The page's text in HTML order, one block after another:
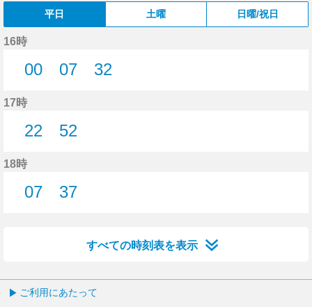
平日 土曜 日曜/祝日
16時
00
07
32
17時
22
52
18時
07
37
すべての時刻表を表示
ご利用にあたって